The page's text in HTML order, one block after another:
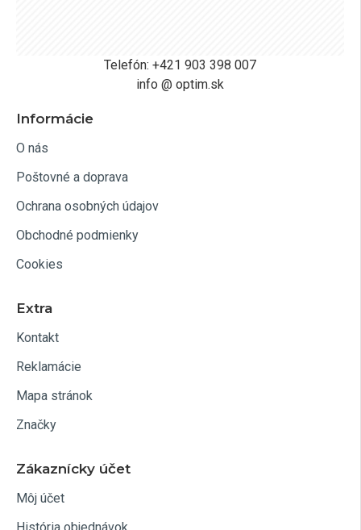
Telefón: +421 903 398 007
info @ optim.sk
Informácie
O nás
Poštovné a doprava
Ochrana osobných údajov
Obchodné podmienky
Cookies
Extra
Kontakt
Reklamácie
Mapa stránok
Značky
Zákaznícky účet
Môj účet